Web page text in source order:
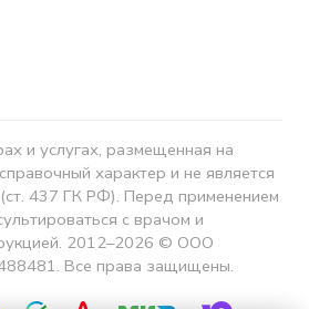
и услугах, размещенная на
характер и не является
437 ГК РФ). Перед применением
с врачом и
2012–2026 © ООО
Все права защищены.